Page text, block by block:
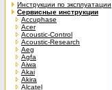
Инструкции по эксплуатации
Сервисные инструкции
Accuphase
Acer
Acoustic-Control
Acoustic-Research
Aeg
Agfa
Aiwa
Akai
Akira
Alcatel